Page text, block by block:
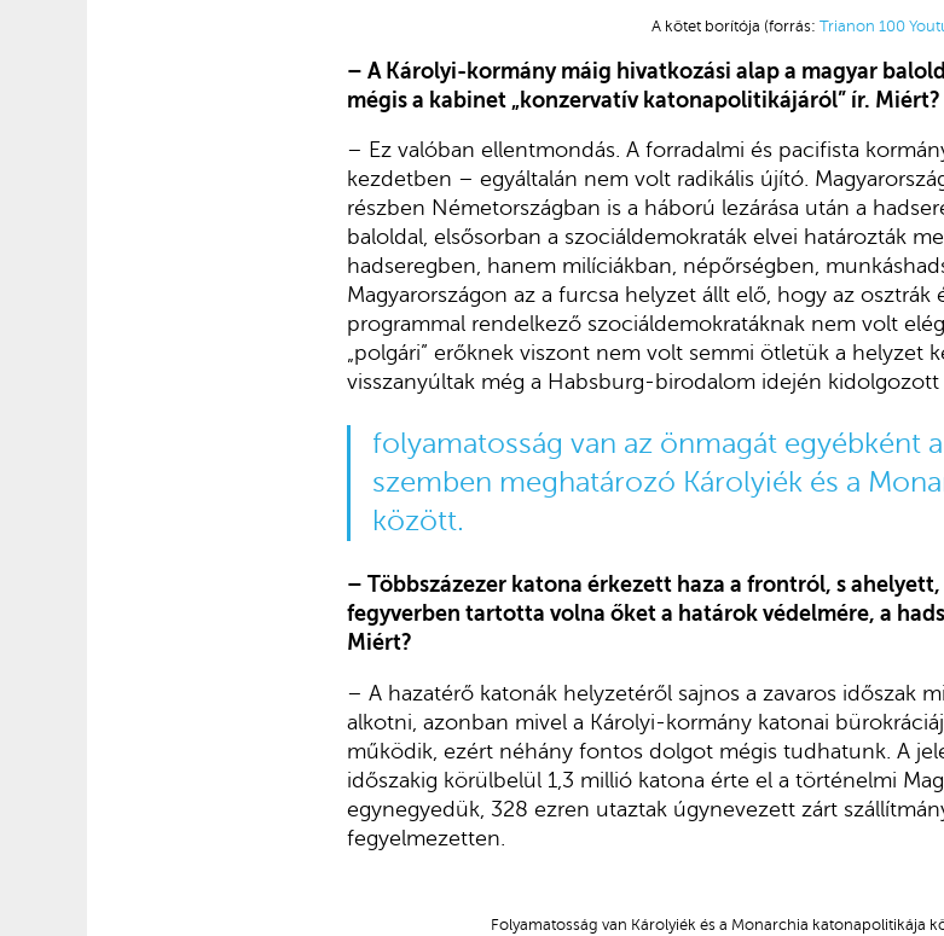
A kötet borítója (forrás: Trianon 100
– A Károlyi-kormány máig hivatkozási alap a magyar
mégis a kabinet „konzervatív katonapolitikájáról” ír. Miért?
– Ez valóban ellentmondás. A forradalmi és pacifista
kezdetben – egyáltalán nem volt radikális újító.
részben Németországban is a háború lezárása után a
baloldal, elsősorban a szociáldemokraták elvei határozták
hadseregben, hanem milíciákban, népőrségben,
Magyarországon az a furcsa helyzet állt elő, hogy az
programmal rendelkező szociáldemokratáknak nem volt
„polgári” erőknek viszont nem volt semmi ötletük a helyzet
visszanyúltak még a Habsburg-birodalom idején
folyamatosság van az önmagát egyébként
szemben meghatározó Károlyiék és a
között.
– Többszázezer katona érkezett haza a frontról, s
fegyverben tartotta volna őket a határok védelmére, a
Miért?
– A hazatérő katonák helyzetéről sajnos a zavaros időszak
alkotni, azonban mivel a Károlyi-kormány katonai
működik, ezért néhány fontos dolgot mégis tudhatunk. A
időszakig körülbelül 1,3 millió katona érte el a történelmi
egynegyedük, 328 ezren utaztak úgynevezett zárt
fegyelmezetten.
Folyamatosság van Károlyiék és a Monarchia katonapolitikája